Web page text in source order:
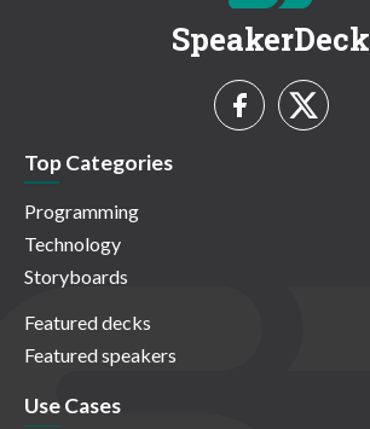
SpeakerDeck
Top Categories
Programming
Technology
Storyboards
Featured decks
Featured speakers
Use Cases